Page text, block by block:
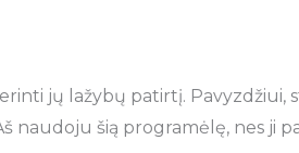
jų lažybų patirtį. Pavyzdžiui,
naudoju šią programėlę, nes